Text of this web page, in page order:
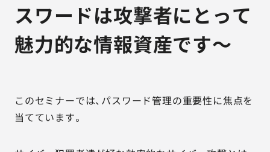
スワードは攻撃者にとって
魅力的な情報資産です～
このセミナーでは、パスワード管理の重要性に焦点を
当てています。